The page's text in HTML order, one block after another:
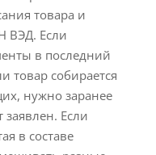
товара и
ВЭД. Если
в последний
товар собирается
нужно заранее
Если
в составе